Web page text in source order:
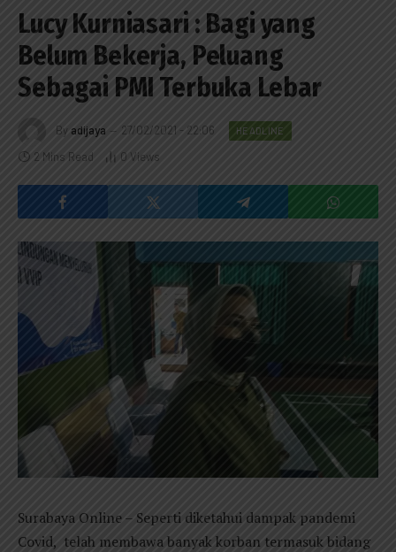
Lucy Kurniasari : Bagi yang
Belum Bekerja, Peluang
Sebagai PMI Terbuka Lebar
By adijaya 27/02/2021 - 22:06 HEADLINE
2 Mins Read 0 Views
Surabaya Online – Seperti diketahui dampak pandemi
Covid, telah membawa banyak korban termasuk bidang